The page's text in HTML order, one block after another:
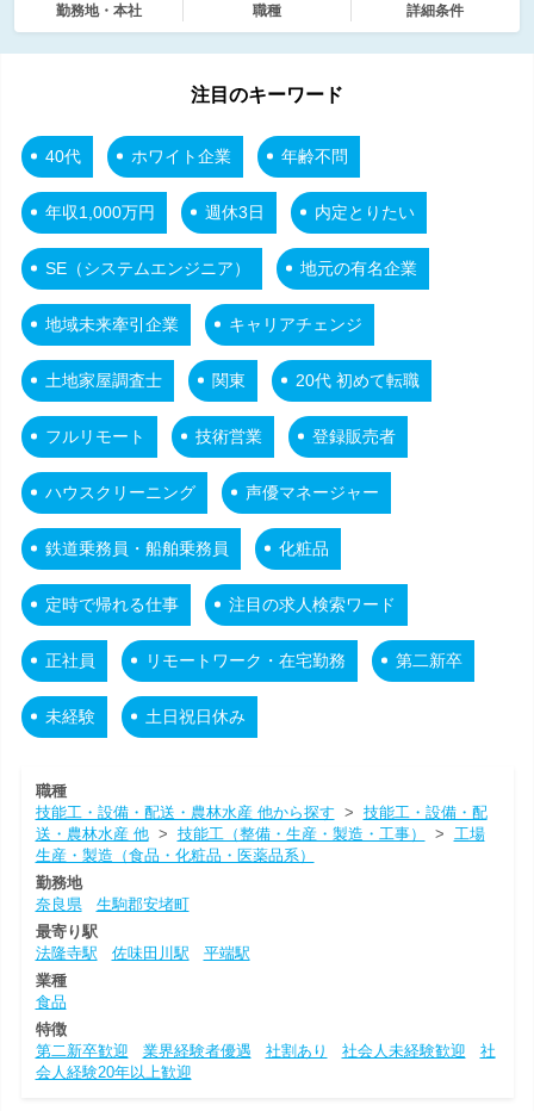
勤務地・本社 職種 詳細条件
注目のキーワード
40代 ホワイト企業 年齢不問
年収1,000万円 週休3日 内定とりたい
SE（システムエンジニア） 地元の有名企業
地域未来牽引企業 キャリアチェンジ
土地家屋調査士 関東 20代 初めて転職
フルリモート 技術営業 登録販売者
ハウスクリーニング 声優マネージャー
鉄道乗務員・船舶乗務員 化粧品
定時で帰れる仕事 注目の求人検索ワード
正社員 リモートワーク・在宅勤務 第二新卒
未経験 土日祝日休み
職種
技能工・設備・配送・農林水産 他から探す > 技能工・設備・配
送・農林水産 他> 技能工（整備・生産・製造・工事） > 工場
生産・製造（食品・化粧品・医薬品系）
勤務地
奈良県
生駒郡安堵町
最寄り駅
法隆寺駅
佐味田川駅
平端駅
業種
食品
特徴
第二新卒歓迎
業界経験者優遇 社割あり 社会人未経験歓迎
社
会人経験20年以上歓迎